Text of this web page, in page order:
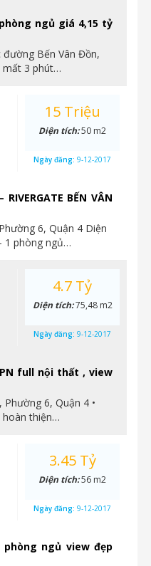
ngủ giá 4,15 tỷ
Bến Vân Đồn,
mất 3 phút…
RIVERGATE BẾN VÂN
6, Quận 4 Diện
1 phòng ngủ…
15 Triệu
Diện tích:50 m2
Ngày đăng: 9-12-2017
full nội thất , view
Phường 6, Quận 4 •
hoàn thiện…
4.7 Tỷ
Diện tích:75,48 m2
Ngày đăng: 9-12-2017
ngủ view đẹp
3.45 Tỷ
Diện tích:56 m2
Ngày đăng: 9-12-2017